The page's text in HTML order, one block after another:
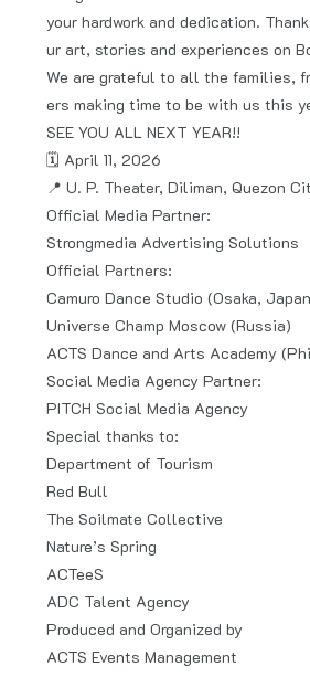
your hardwork and dedication.
ur art, stories and experiences on
We are grateful to all the families,
ers making time to be with us this
SEE YOU ALL NEXT YEAR!!
🗓️ April 11, 2026
📍 U. P. Theater, Diliman, Quezon
Official Media Partner:
Strongmedia Advertising Solutions
Official Partners:
Camuro Dance Studio (Osaka,
Universe Champ Moscow (Russia)
ACTS Dance and Arts Academy
Social Media Agency Partner:
PITCH Social Media Agency
Special thanks to:
Department of Tourism
Red Bull
The Soilmate Collective
Nature’s Spring
ACTeeS
ADC Talent Agency
Produced and Organized by
ACTS Events Management